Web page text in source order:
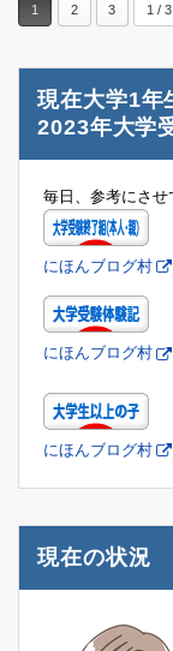
1 2 3 1 / 3
現在大学1
2023年大学
毎日、参考にさせ
にほんブログ村
にほんブログ村
にほんブログ村
現在の状況